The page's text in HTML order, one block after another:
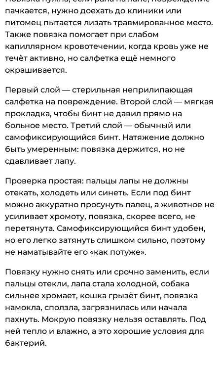
пачкается, нужно доехать до клиники или
питомец пытается лизать травмированное место.
Также повязка помогает при слабом
капиллярном кровотечении, когда кровь уже не
течёт активно, но салфетка ещё немного
окрашивается.
Первый слой — стерильная неприлипающая
салфетка на повреждение. Второй слой — мягкая
прокладка, чтобы бинт не давил прямо на
больное место. Третий слой — обычный или
самофиксирующийся бинт. Натяжение должно
быть умеренным: повязка держится, но не
сдавливает лапу.
Проверка простая: пальцы лапы не должны
отекать, холодеть или синеть. Если под бинт
можно аккуратно просунуть палец, а животное не
усиливает хромоту, повязка, скорее всего, не
перетянута. Самофиксирующийся бинт удобен,
но его легко затянуть слишком сильно, поэтому
не наматывайте его «как потуже».
Повязку нужно снять или срочно заменить, если
пальцы отекли, лапа стала холодной, собака
сильнее хромает, кошка грызёт бинт, повязка
намокла, сползла, загрязнилась или начала
пахнуть. Мокрую повязку нельзя оставлять. Под
ней тепло и влажно, а это хорошие условия для
бактерий.